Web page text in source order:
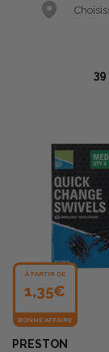
39
À PARTIR DE
1,35€
BONNE AFFAIRE
PRESTON